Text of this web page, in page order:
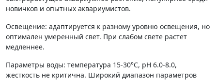
новичков и опытных аквариумистов.
Освещение: адаптируется к разному уровню освещения, но
оптимален умеренный свет. При слабом свете растет
медленнее.
Параметры воды: температура 15-30°C, pH 6.0-8.0,
жесткость не критична. Широкий диапазон параметров